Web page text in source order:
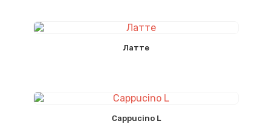
Латте
Cappucino L